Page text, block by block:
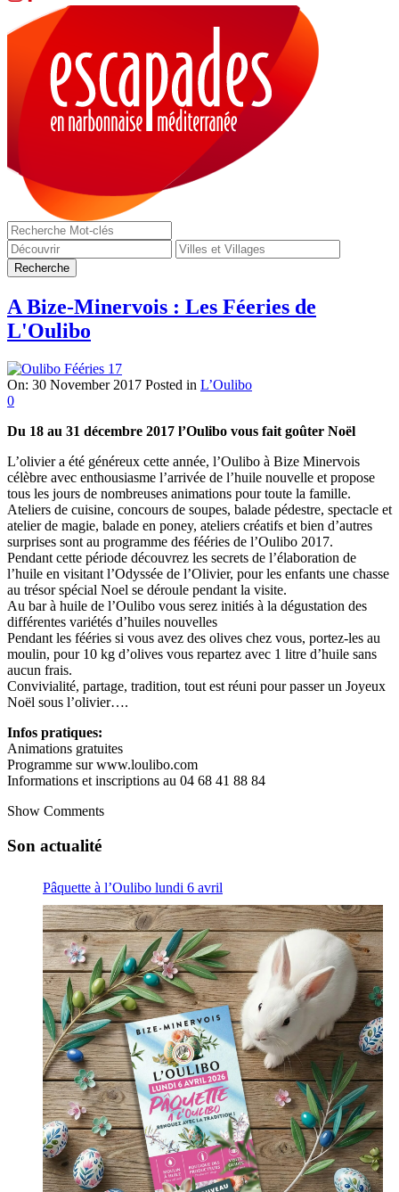
A Bize-Minervois : Les Féeries de
L'Oulibo
On: 30 November 2017 Posted in L’Oulibo
0
Du 18 au 31 décembre 2017 l’Oulibo vous fait goûter Noël
L’olivier a été généreux cette année, l’Oulibo à Bize Minervois
célèbre avec enthousiasme l’arrivée de l’huile nouvelle et propose
tous les jours de nombreuses animations pour toute la famille.
Ateliers de cuisine, concours de soupes, balade pédestre, spectacle et
atelier de magie, balade en poney, ateliers créatifs et bien d’autres
surprises sont au programme des fééries de l’Oulibo 2017.
Pendant cette période découvrez les secrets de l’élaboration de
l’huile en visitant l’Odyssée de l’Olivier, pour les enfants une chasse
au trésor spécial Noel se déroule pendant la visite.
Au bar à huile de l’Oulibo vous serez initiés à la dégustation des
différentes variétés d’huiles nouvelles
Pendant les fééries si vous avez des olives chez vous, portez-les au
moulin, pour 10 kg d’olives vous repartez avec 1 litre d’huile sans
aucun frais.
Convivialité, partage, tradition, tout est réuni pour passer un Joyeux
Noël sous l’olivier….
Infos pratiques:
Animations gratuites
Programme sur www.loulibo.com
Informations et inscriptions au 04 68 41 88 84
Show Comments
Son actualité
Pâquette à l’Oulibo lundi 6 avril